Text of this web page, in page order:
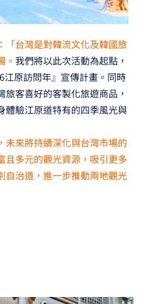
「台灣是對韓流文化及韓國旅
。 我們將以此次活動為起點，
原訪問年』宣傳計畫。同時
客喜好的客製化旅遊商品，
體驗江原道特有的四季風光與
未來將持續深化與台灣市場的
且多元的觀光資源，吸引更多
自治道，進一步推動兩地觀光